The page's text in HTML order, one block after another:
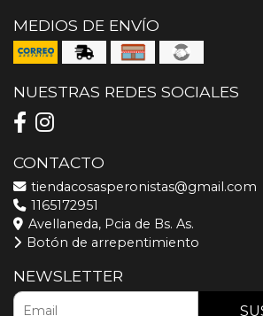
MEDIOS DE ENVÍO
NUESTRAS REDES SOCIALES
CONTACTO
tiendacosasperonistas@gmail.com
1165172951
Avellaneda, Pcia de Bs. As.
Botón de arrepentimiento
NEWSLETTER